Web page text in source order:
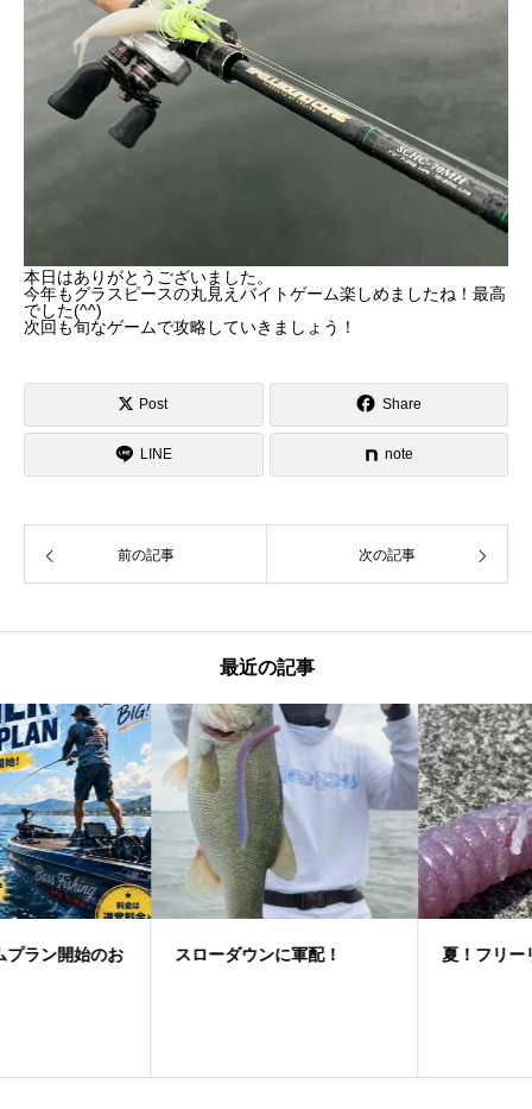
本日はありがとうございました。
今年もグラスピースの丸見えバイトゲーム楽しめましたね！最高
でした(^^)
次回も旬なゲームで攻略していきましょう！
Post Share
LINE note
前の記事 次の記事
最近の記事
スローダウンに軍配！ 夏！フリーリグゲーム